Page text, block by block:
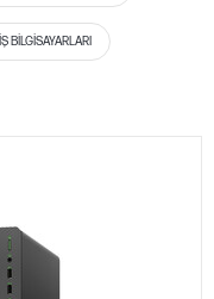
İŞ BILGISAYARLARI